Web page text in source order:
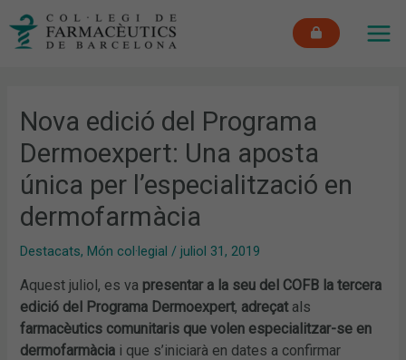
Nova edició del Programa
Dermoexpert: Una aposta
única per l’especialització en
dermofarmàcia
Destacats, Món col·legial /juliol 31, 2019
Aquest juliol, es va presentar a la seu del COFB la tercera
edició del Programa Dermoexpert, adreçatals
farmacèutics comunitaris que volen especialitzar-se en
dermofarmàcia i que s’iniciarà en dates a confirmar